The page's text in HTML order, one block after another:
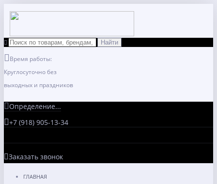
Время работы:
Круглосуточно без
выходных и праздников
Определение...
+7 (918) 905-13-34
Заказать звонок
ГЛАВНАЯ